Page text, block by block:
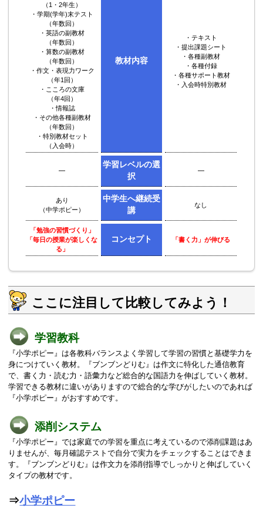
（1・2年生）
・学期(学年)末テスト
（年数回）
・英語の副教材
（年数回）
・算数の副教材
（年数回）
・作文・表現力ワーク
（年1回）
・こころの文庫
（年4回）
・情報誌
・その他各種副教材
（年数回）
・特別教材セット
（入会時）
教材内容
・テキスト
・提出課題シート
・各種副教材
・各種付録
・各種サポート教材
・入会時特別教材
━
学習レベルの選
択
━
あり
（中学ポピー）
中学生へ継続受
講
なし
「勉強の習慣づくり」
「毎日の授業が楽しくな
る」
コンセプト 「書く力」が伸びる
ここに注目して比較してみよう！
学習教科
『小学ポピー』は各教科バランスよく学習して学習の習慣と基礎学力を
身につけていく教材。『ブンブンどりむ』は作文に特化した通信教育
で、書く力・読む力・語彙力など総合的な国語力を伸ばしていく教材。
学習できる教材に違いがありますので総合的な学びがしたいのであれば
『小学ポピー』がおすすめです。
添削システム
『小学ポピー』では家庭での学習を重点に考えているので添削課題はあ
りませんが、毎月確認テストで自分で実力をチェックすることはできま
す。『ブンブンどりむ』は作文力を添削指導でしっかりと伸ばしていく
タイプの教材です。
⇒小学ポピー